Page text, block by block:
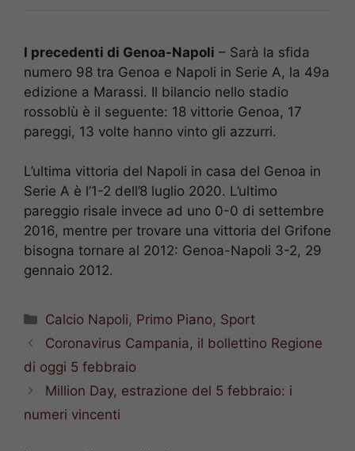
I precedenti di Genoa-Napoli – Sarà la sfida
numero 98 tra Genoa e Napoli in Serie A, la 49a
edizione a Marassi. Il bilancio nello stadio
rossoblù è il seguente: 18 vittorie Genoa, 17
pareggi, 13 volte hanno vinto gli azzurri.
L’ultima vittoria del Napoli in casa del Genoa in
Serie A è l’1-2 dell’8 luglio 2020. L’ultimo
pareggio risale invece ad uno 0-0 di settembre
2016, mentre per trovare una vittoria del Grifone
bisogna tornare al 2012: Genoa-Napoli 3-2, 29
gennaio 2012.
Categorie
Calcio Napoli, Primo Piano, Sport
Coronavirus Campania, il bollettino Regione
di oggi 5 febbraio
Million Day, estrazione del 5 febbraio: i
numeri vincenti